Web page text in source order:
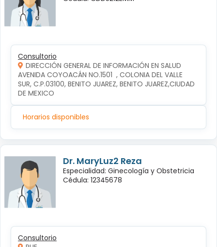
Consultorio
DIRECCIÓN GENERAL DE INFORMACIÓN EN SALUD
AVENIDA COYOACÁN NO.1501  , COLONIA DEL VALLE
SUR, C.P.03100, BENITO JUAREZ, BENITO JUAREZ,CIUDAD
DE MEXICO
Horarios disponibles
Dr. MaryLuz2 Reza
Especialidad: Ginecología y Obstetricia
Cédula: 12345678
Consultorio